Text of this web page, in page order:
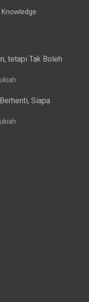
tetapi Tak Boleh
Siapa